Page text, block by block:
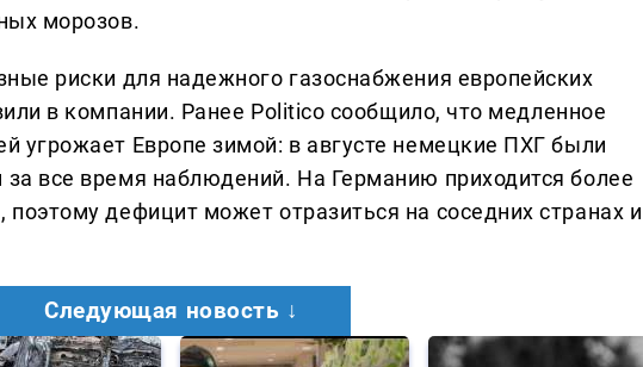
морозов.
риски для надежного газоснабжения европейских
в компании. Ранее Politico сообщило, что медленное
угрожает Европе зимой: в августе немецкие ПХГ были
все время наблюдений. На Германию приходится более
дефицит может отразиться на соседних странах и
Следующая новость ↓